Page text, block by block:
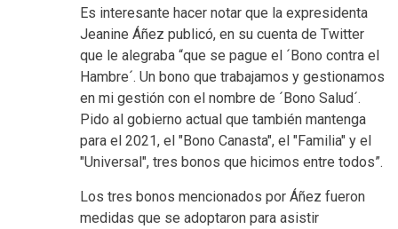
Es interesante hacer notar que la expresidenta
Jeanine Áñez publicó, en su cuenta de Twitter
que le alegraba “que se pague el ´Bono contra el
Hambre´. Un bono que trabajamos y gestionamos
en mi gestión con el nombre de ´Bono Salud´.
Pido al gobierno actual que también mantenga
para el 2021, el "Bono Canasta", el "Familia" y el
"Universal", tres bonos que hicimos entre todos”.
Los tres bonos mencionados por Áñez fueron
medidas que se adoptaron para asistir